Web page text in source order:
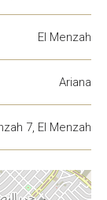
El Menzah
Ariana
7, El Menzah